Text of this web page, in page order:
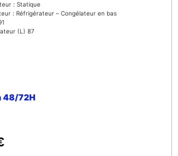
: Statique
: Réfrigérateur – Congélateur en bas
(L) 87
48/72H